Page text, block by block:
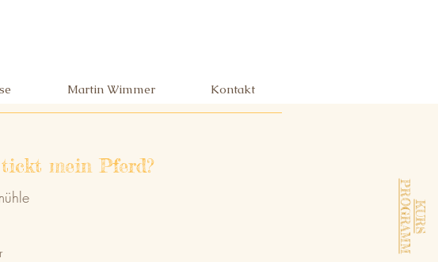
KURS
PROGRAMM
Martin Wimmer Kontakt
mein Pferd?